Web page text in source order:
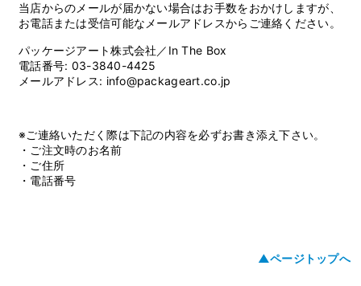
当店からのメールが届かない場合はお手数をおかけしますが、
お電話または受信可能なメールアドレスからご連絡ください。
パッケージアート株式会社／In The Box
電話番号: 03-3840-4425
メールアドレス: info@packageart.co.jp
※ご連絡いただく際は下記の内容を必ずお書き添え下さい。
・ご注文時のお名前
・ご住所
・電話番号
▲ページトップへ